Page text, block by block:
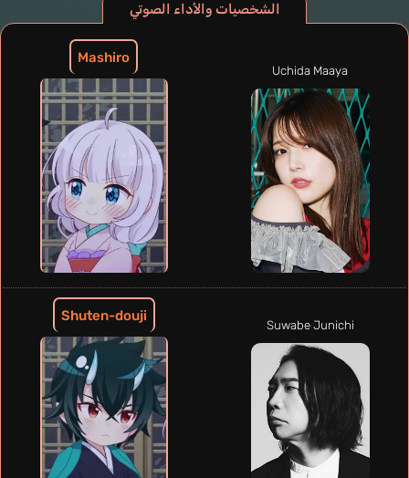
الشخصيات والأداء الصوتي
Mashiro
Uchida Maaya
Shuten-douji
Suwabe Junichi